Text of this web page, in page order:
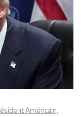
Américain,